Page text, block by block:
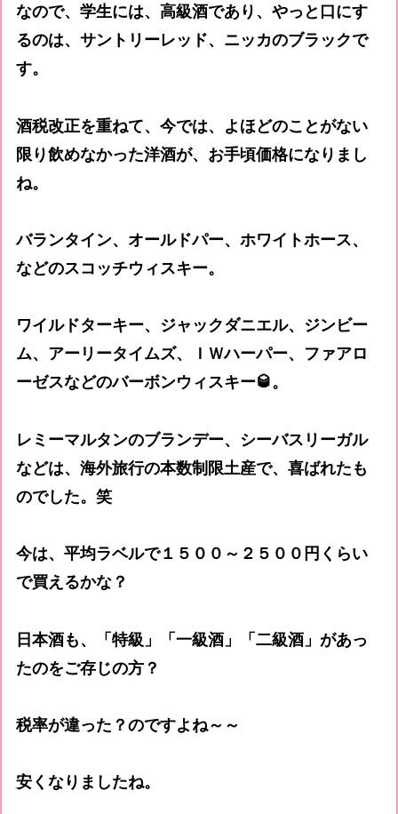
なので、学生には、高級酒であり、やっと口にす
るのは、サントリーレッド、ニッカのブラックで
す。
酒税改正を重ねて、今では、よほどのことがない
限り飲めなかった洋酒が、お手頃価格になりまし
ね。
バランタイン、オールドパー、ホワイトホース、
などのスコッチウィスキー。
ワイルドターキー、ジャックダニエル、ジンビー
ム、アーリータイムズ、ＩＷハーパー、ファアロ
ーゼスなどのバーボンウィスキー🥃。
レミーマルタンのブランデー、シーバスリーガル
などは、海外旅行の本数制限土産で、喜ばれたも
のでした。笑
今は、平均ラベルで１５００～２５００円くらい
で買えるかな？
日本酒も、「特級」「一級酒」「二級酒」があっ
たのをご存じの方？
税率が違った？のですよね～～
安くなりましたね。